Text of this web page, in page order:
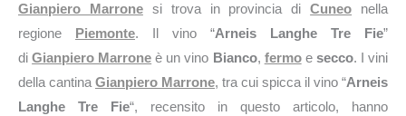
Gianpiero Marronesi trova in provincia diCuneo nella
regione Piemonte. Il vino “Arneis Langhe Tre Fie”
diGianpiero Marrone è un vino Bianco, fermoe secco. I vini
della cantina Gianpiero Marrone, tra cui spicca il vino “Arneis
Langhe Tre Fie“, recensito in questo articolo, hanno